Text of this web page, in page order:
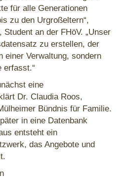
für alle Generationen
zu den Urgroßeltern“,
an der FHöV. „Unser
zu erstellen, der
einer Verwaltung, sondern
erfasst.“
eine
Dr. Claudia Roos,
Bündnis für Familie.
in eine Datenbank
entsteht ein
das Angebote und